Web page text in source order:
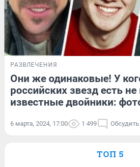
РАЗВЛЕЧЕНИЯ
Они же одинаковые! У
российских звезд есть
известные двойники:
6 марта, 2024, 17:00 1 499 Обсудить
ТОП 5